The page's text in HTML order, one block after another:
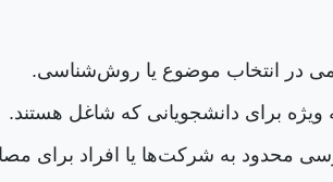
در انتخاب موضوع یا روش‌شناسی.
ویژه برای دانشجویانی که شاغل هستند.
محدود به شرکت‌ها یا افراد برای